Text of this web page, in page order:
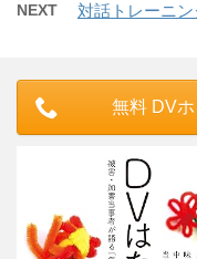
NEXT 対話トレーニ
無料 DV